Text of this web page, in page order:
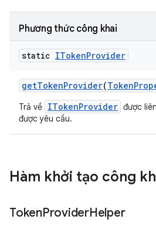
Phương thức công khai
static ITokenProvider
getTokenProvider(Token
Trả về ITokenProvider được
được yêu cầu.
Hàm khởi tạo công
TokenProviderHelper